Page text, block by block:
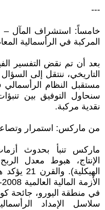
---
خامساً: استشراف المآل –
المركبة في الرأسمالية
بعد أن تم نقض التفسير
التاريخي، ننتقل إلى
مستقبل النظام
سنحاول التوفيق بين
نقدية مركبة.
من ماركس: استمرار وتصاعد
ماركس تنبأ بحدوث
الإنتاج، هبوط معدل
سلاسل الإمداد